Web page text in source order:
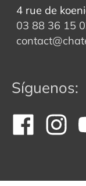
4 rue de
03 88 36 15
Síguenos: